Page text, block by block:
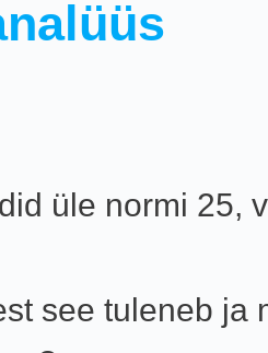
üle normi 25,
see tuleneb ja